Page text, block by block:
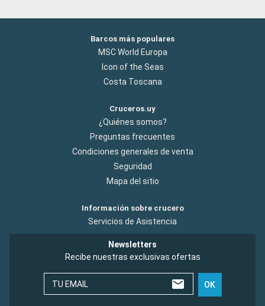
Barcos más populares
MSC World Europa
Icon of the Seas
Costa Toscana
Cruceros.uy
¿Quiénes somos?
Preguntas frecuentes
Condiciones generales de venta
Seguridad
Mapa del sitio
Información sobre crucero
Servicios de Asistencia
Newsletters
Recibe nuestras exclusivas ofertas
TU EMAIL OK